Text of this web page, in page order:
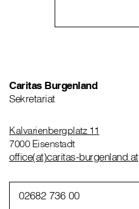
Caritas Burgenland
Sekretariat
Kalvarienbergplatz 11
7000 Eisenstadt
office(at)caritas-burgenland.at
02682 736 00